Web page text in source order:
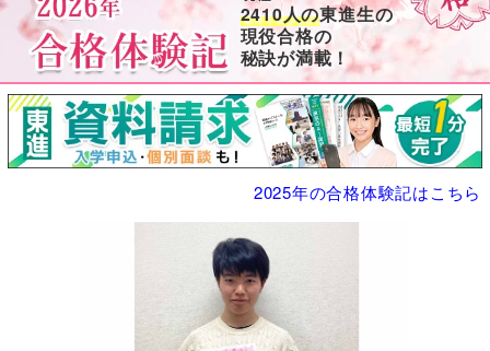
2410人の東進生の
現役合格の
秘訣が満載！
2025年の合格体験記はこちら
no image